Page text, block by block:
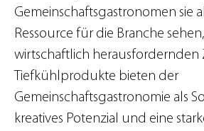
Gemeinschaftsgastronomen sie
Ressource für die Branche
wirtschaftlich herausfordernden
Tiefkühlprodukte bieten der
Gemeinschaftsgastronomie als
kreatives Potenzial und eine